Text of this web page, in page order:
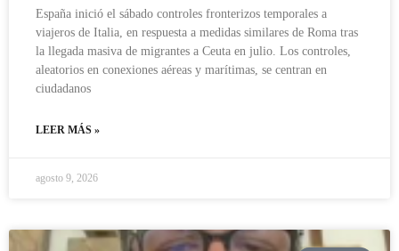
España inició el sábado controles fronterizos temporales a
viajeros de Italia, en respuesta a medidas similares de Roma tras
la llegada masiva de migrantes a Ceuta en julio. Los controles,
aleatorios en conexiones aéreas y marítimas, se centran en
ciudadanos
LEER MÁS »
agosto 9, 2026